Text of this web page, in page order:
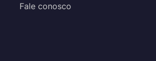
Fale conosco